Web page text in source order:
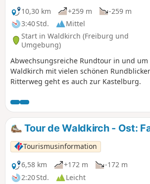
10,30 km
+259 m
-259 m
3:40 Std.
Mittel
Start in Waldkirch (Freiburg und
Umgebung)
Abwechsungsreiche Rundtour in und
Waldkirch mit vielen schönen
Ritterweg geht es auch zur Kastelburg.
Tour de Waldkirch - Ost:
Tourismusinformation
6,58 km
+172 m
-172 m
2:20 Std.
Leicht